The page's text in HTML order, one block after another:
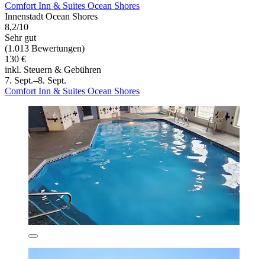
Comfort Inn & Suites Ocean Shores
Innenstadt Ocean Shores
8,2/10
Sehr gut
(1.013 Bewertungen)
130 €
inkl. Steuern & Gebühren
7. Sept.–8. Sept.
Comfort Inn & Suites Ocean Shores